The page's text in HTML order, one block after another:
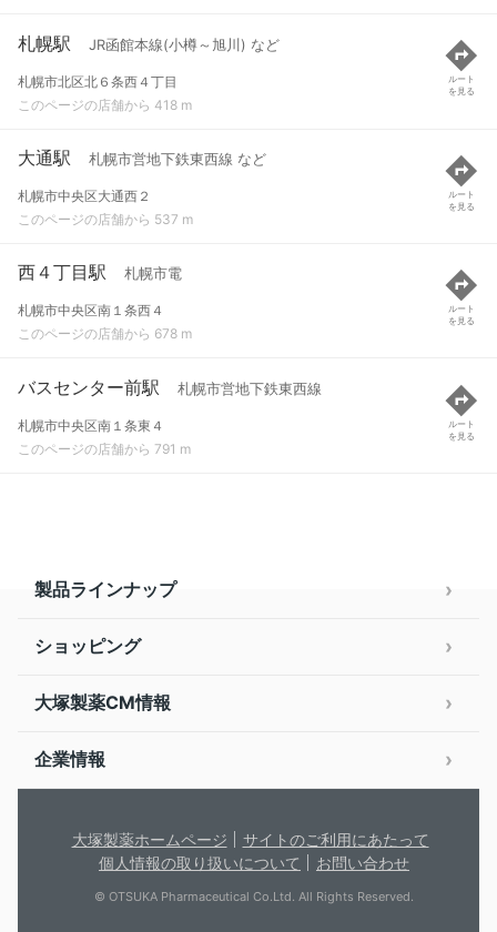
札幌駅 JR函館本線(小樽～旭川) など
札幌市北区北６条西４丁目
このページの店舗から 418 m
ルート
を見る
大通駅 札幌市営地下鉄東西線 など
札幌市中央区大通西２
このページの店舗から 537 m
ルート
を見る
西４丁目駅 札幌市電
札幌市中央区南１条西４
このページの店舗から 678 m
ルート
を見る
バスセンター前駅 札幌市営地下鉄東西線
札幌市中央区南１条東４
このページの店舗から 791 m
ルート
を見る
製品ラインナップ
ショッピング
大塚製薬CM情報
企業情報
大塚製薬ホームページ
サイトのご利用にあたって
個人情報の取り扱いについて
お問い合わせ
© OTSUKA Pharmaceutical Co.Ltd. All Rights Reserved.